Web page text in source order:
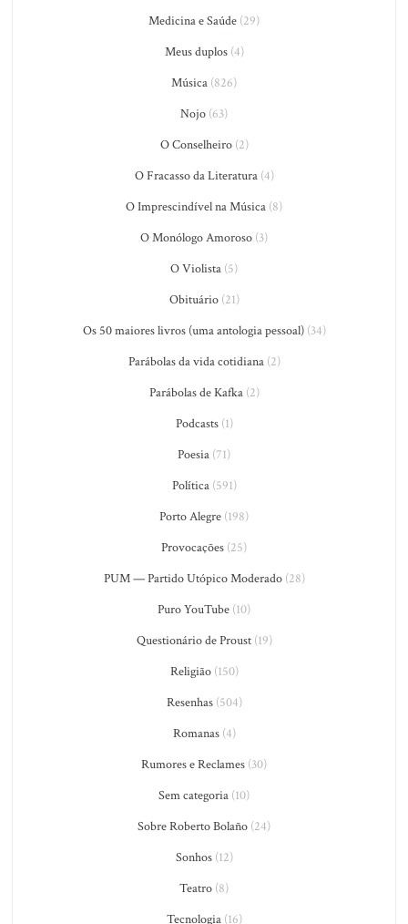
Medicina e Saúde (29)
Meus duplos(4)
Música (826)
Nojo (63)
O Conselheiro(2)
O Fracasso da Literatura(4)
O Imprescindível na Música (8)
O Monólogo Amoroso (3)
O Violista (5)
Obituário(21)
Os 50 maiores livros (uma antologia pessoal)(34)
Parábolas da vida cotidiana(2)
Parábolas de Kafka(2)
Podcasts(1)
Poesia (71)
Política(591)
Porto Alegre (198)
Provocações (25)
PUM — Partido Utópico Moderado(28)
Puro YouTube (10)
Questionário de Proust(19)
Religião(150)
Resenhas(504)
Romanas(4)
Rumores e Reclames (30)
Sem categoria (10)
Sobre Roberto Bolaño (24)
Sonhos(12)
Teatro (8)
Tecnologia(16)